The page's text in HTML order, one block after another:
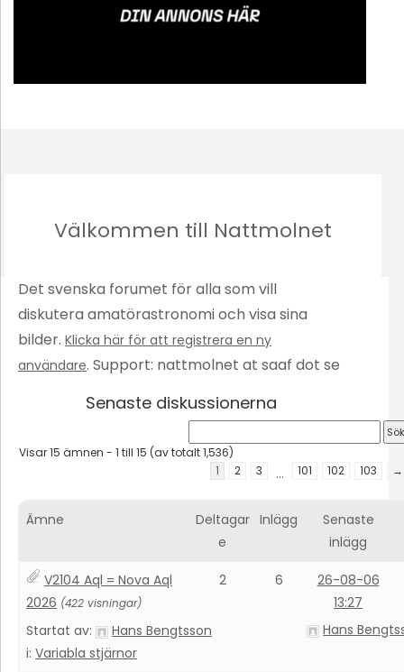
Välkommen till Nattmolnet
Det svenska forumet för alla som vill
diskutera amatörastronomi och visa sina
bilder. Klicka här för att registrera en ny
användare. Support: nattmolnet at saaf dot se
Senaste diskussionerna
Visar 15 ämnen - 1 till 15 (av totalt 1,536)
1
2 3 … 101 102 103 →
Ämne
Deltagar
e
Inlägg
Senaste
inlägg
V2104 Aql = Nova Aql
2026 (422 visningar)
Startat av:
Hans Bengtsson
i: Variabla stjärnor
2 6
26-08-06
13:27
Hans